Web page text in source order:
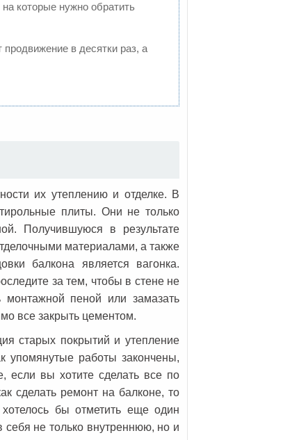
которые нужно обратить
продвижение в десятки раз, а
их утеплению и отделке. В
плиты. Они не только
Получившуюся в результате
материалами, а также
балкона является вагонка.
за тем, чтобы в стене не
пеной или замазать
все закрыть цементом.
старых покрытий и утепление
упомянутые работы закончены,
если вы хотите сделать все по
сделать ремонт на балконе, то
бы отметить еще один
не только внутреннюю, но и